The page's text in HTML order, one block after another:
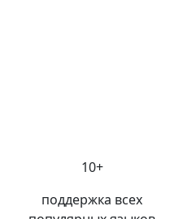
10+
поддержка всех